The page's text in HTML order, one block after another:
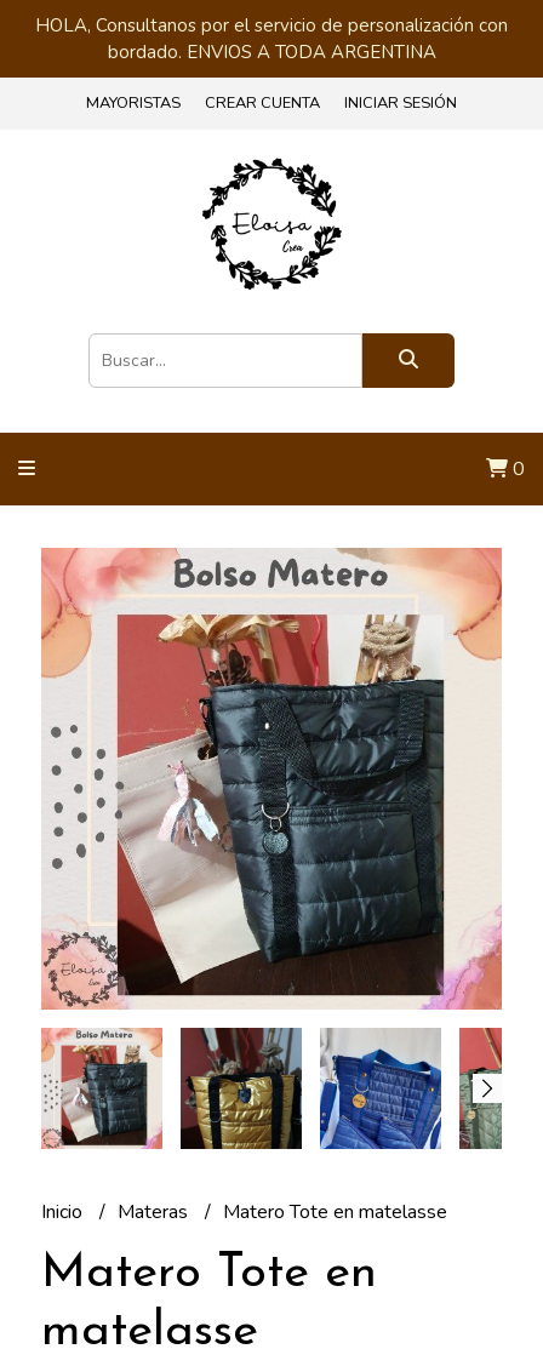
HOLA, Consultanos por el servicio de personalización con
bordado. ENVIOS A TODA ARGENTINA
MAYORISTAS CREAR CUENTA INICIAR SESIÓN
0
Inicio Materas Matero Tote en matelasse
Matero Tote en
matelasse